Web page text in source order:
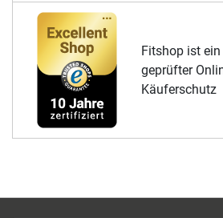
Fitshop ist
geprüfter
Käuferschutz